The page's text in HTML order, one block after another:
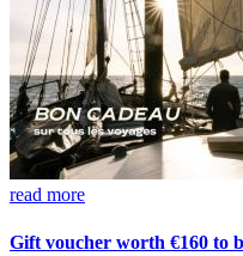
read more
Gift voucher worth €160 to